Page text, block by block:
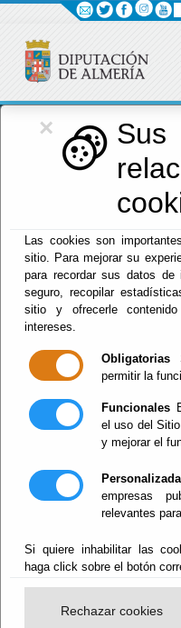
×
Las cookies son
sitio. Para mejorar su
para recordar sus datos
seguro, recopilar
sitio y ofrecerle
intereses.
Obligatorias
permitir la
Funcionales
el uso del
y mejorar el
empresas
relevantes
Si quiere inhabilitar las
haga click sobre el botón
Rechazar cookies
Diputación
OBJETIVO DE
DE DEUDA 2023
REGLA
Y